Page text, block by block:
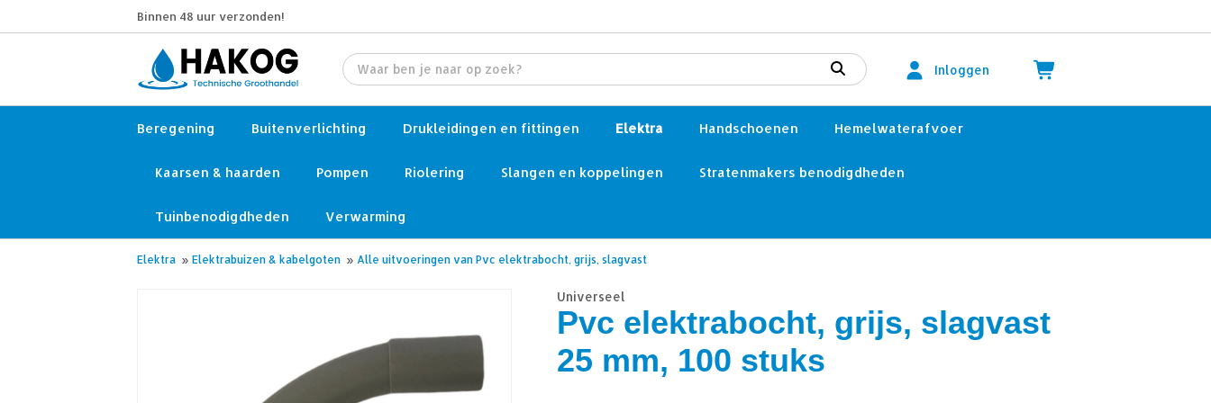
Binnen 48 uur verzonden!
Inloggen
Beregening Buitenverlichting Drukleidingen en fittingen Elektra Handschoenen Hemelwaterafvoer
Kaarsen & haarden Pompen Riolering Slangen en koppelingen Stratenmakers benodigdheden
Tuinbenodigdheden Verwarming
Elektra » Elektrabuizen & kabelgoten » Alle uitvoeringen van Pvc elektrabocht, grijs, slagvast
Universeel
Pvc elektrabocht, grijs, slagvast
25 mm, 100 stuks